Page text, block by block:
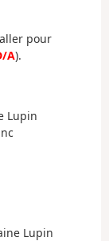
pour
A).
Lupin
Lupin